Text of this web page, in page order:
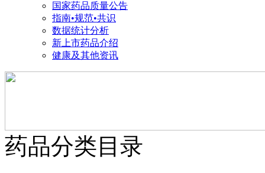
国家药品质量公告
指南•规范•共识
数据统计分析
新上市药品介绍
健康及其他资讯
药品分类目录